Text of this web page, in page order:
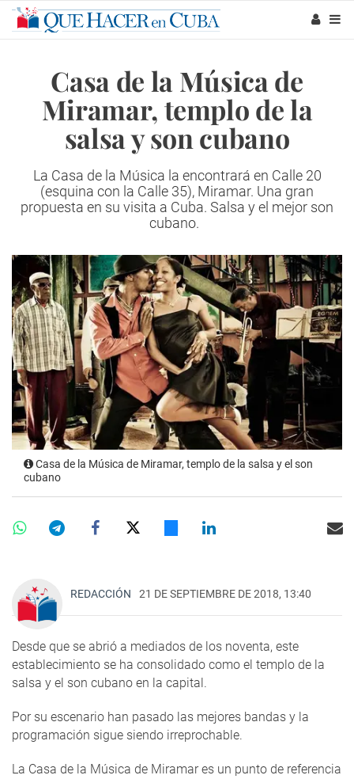
Casa de la Música de
Miramar, templo de la
salsa y son cubano
La Casa de la Música la encontrará en Calle 20
(esquina con la Calle 35), Miramar. Una gran
propuesta en su visita a Cuba. Salsa y el mejor son
cubano.
Casa de la Música de Miramar, templo de la salsa y el son
cubano
REDACCIÓN 21 DE SEPTIEMBRE DE 2018, 13:40
Desde que se abrió a mediados de los noventa, este
establecimiento se ha consolidado como el templo de la
salsa y el son cubano en la capital.
Por su escenario han pasado las mejores bandas y la
programación sigue siendo irreprochable.
La Casa de la Música de Miramar es un punto de referencia